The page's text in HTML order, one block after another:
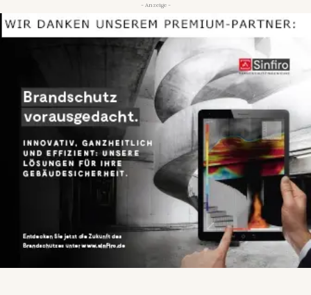
- Anzeige -